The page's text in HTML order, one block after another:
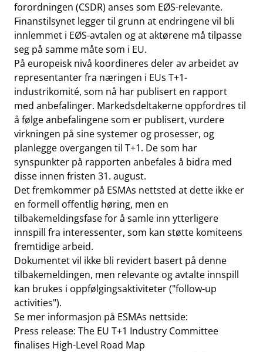
forordningen (CSDR) anses som EØS-relevante.
Finanstilsynet legger til grunn at endringene vil bli
innlemmet i EØS-avtalen og at aktørene må tilpasse
seg på samme måte som i EU.
På europeisk nivå koordineres deler av arbeidet av
representanter fra næringen i EUs T+1-
industrikomité, som nå har publisert en rapport
med anbefalinger. Markedsdeltakerne oppfordres til
å følge anbefalingene som er publisert, vurdere
virkningen på sine systemer og prosesser, og
planlegge overgangen til T+1. De som har
synspunkter på rapporten anbefales å bidra med
disse innen fristen 31. august.
Det fremkommer på ESMAs nettsted at dette ikke er
en formell offentlig høring, men en
tilbakemeldingsfase for å samle inn ytterligere
innspill fra interessenter, som kan støtte komiteens
fremtidige arbeid.
Dokumentet vil ikke bli revidert basert på denne
tilbakemeldingen, men relevante og avtalte innspill
kan brukes i oppfølgingsaktiviteter ("follow-up
activities").
Se mer informasjon på ESMAs nettside:
Press release: The EU T+1 Industry Committee
finalises High-Level Road Map